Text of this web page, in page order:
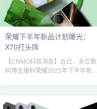
能性。屏幕方面，华为Mat...
荣耀下半年新品计划曝光：
X70打头阵
【CNMO科技消息】近日，多位数
码博主爆料荣耀2025年下半年新品
耳机及IoT设备，构建完整的AI终端